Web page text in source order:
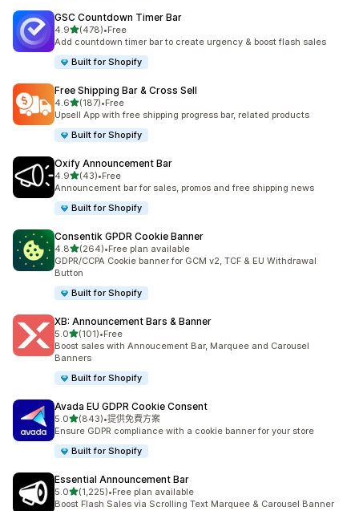
GSC Countdown Timer Bar
4.9滿分 5 顆星
(478)
共有 478 則評價
•Free
Add countdown timer bar to create urgency & boost flash sales
Built for Shopify
Free Shipping Bar & Cross Sell
4.6滿分 5 顆星
(187)
共有 187 則評價
•Free
Upsell App with free shipping progress bar, related products
Built for Shopify
Oxify Announcement Bar
4.9滿分 5 顆星
(43)
共有 43 則評價
•Free
Announcement bar for sales, promos and free shipping news
Built for Shopify
Consentik GPDR Cookie Banner
4.8滿分 5 顆星
(264)
共有 264 則評價
•Free plan available
GDPR/CCPA Cookie banner for GCM v2, TCF & EU Withdrawal
Button
Built for Shopify
XB: Announcement Bars & Banner
5.0滿分 5 顆星
(101)
共有 101 則評價
•Free
Boost sales with Annoucement Bar, Marquee and Carousel
Banners
Built for Shopify
Avada EU GDPR Cookie Consent
5.0滿分 5 顆星
(843)
共有 843 則評價
•提供免費方案
Ensure GDPR compliance with a cookie banner for your store
Built for Shopify
Essential Announcement Bar
5.0滿分 5 顆星
(1,225)
共有 1225 則評價
•Free plan available
Boost Flash Sales via Scrolling Text Marquee & Carousel Banner